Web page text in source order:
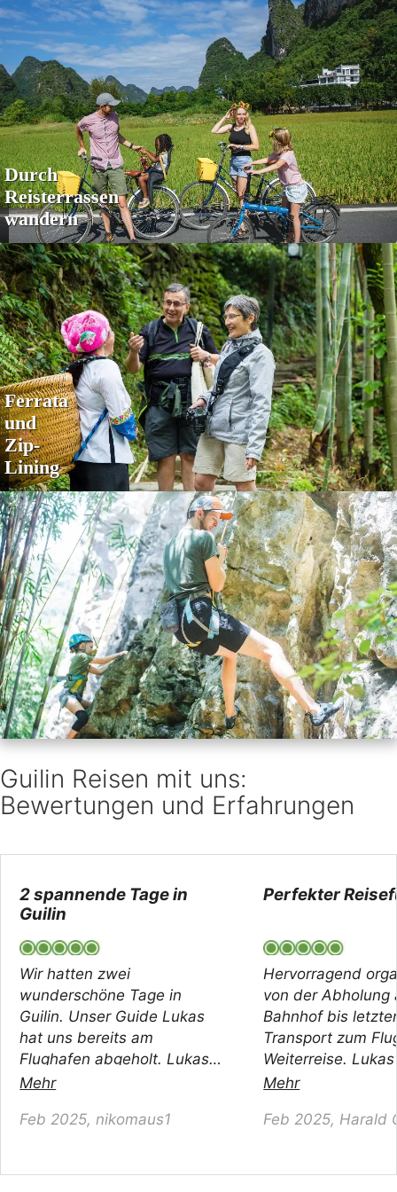
Durch
Reisterrassen
wandern
Ferrata
und
Zip-
Lining
Guilin Reisen mit uns:
Bewertungen und Erfahrungen
2 spannende Tage in
Guilin
Wir hatten zwei
wunderschöne Tage in
Guilin. Unser Guide Lukas
hat uns bereits am
Flughafen abgeholt. Lukas
spricht akzentfreies
gesamten Trip sehr
Mehr
Feb 2025, nikomaus1
Perfekter
Hervorragend
von der Abholung
Bahnhof bis
Transport zum
Weiterreise.
prozentig
angepasst. .
Mehr
Feb 2025, Harald